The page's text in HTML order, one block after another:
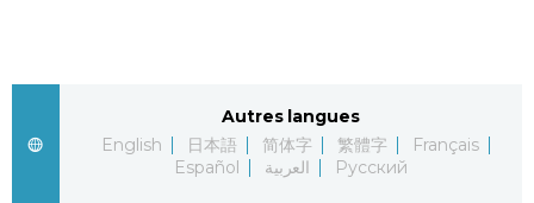
Autres langues
English
日本語 简体字 繁體字
Français
Español
العربية Русский